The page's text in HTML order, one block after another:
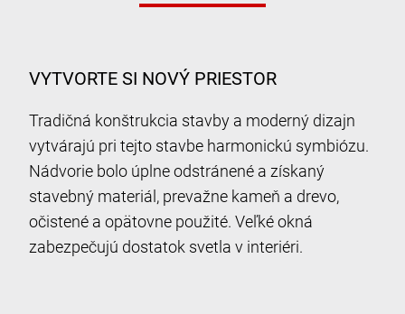
VYTVORTE SI NOVÝ PRIESTOR
Tradičná konštrukcia stavby a moderný dizajn
vytvárajú pri tejto stavbe harmonickú symbiózu.
Nádvorie bolo úplne odstránené a získaný
stavebný materiál, prevažne kameň a drevo,
očistené a opätovne použité. Veľké okná
zabezpečujú dostatok svetla v interiéri.